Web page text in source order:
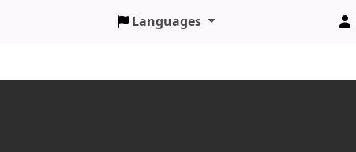
Languages